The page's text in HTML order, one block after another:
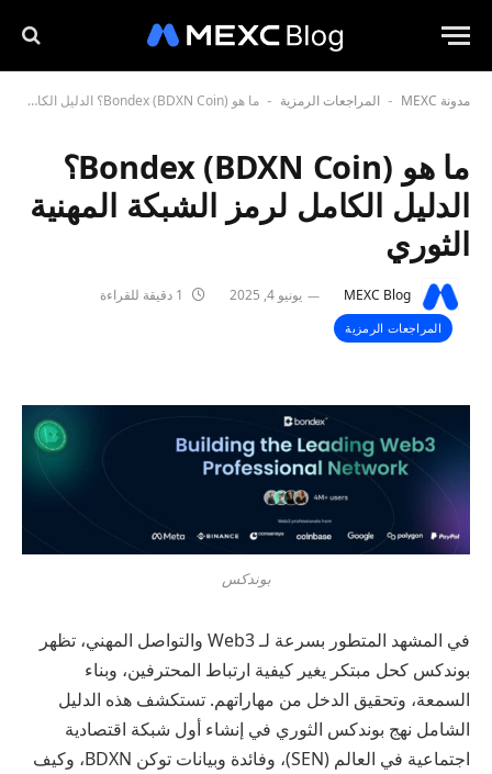
مدونة MEXC - المراجعات الرمزية - ما هو Bondex (BDXN Coin)؟ الدليل الكامل لرمز الشبكة المهنية الثوري
ما هو Bondex (BDXN Coin)؟
الدليل الكامل لرمز الشبكة المهنية
الثوري
MEXC Blog يونيو 4, 2025
المراجعات الرمزية
بوندكس
في المشهد المتطور بسرعة لـ Web3 والتواصل المهني، تظهر
بوندكس كحل مبتكر يغير كيفية ارتباط المحترفين، وبناء
السمعة، وتحقيق الدخل من مهاراتهم. تستكشف هذه الدليل
الشامل نهج بوندكس الثوري في إنشاء أول شبكة اقتصادية
اجتماعية في العالم (SEN)، وفائدة وبيانات توكن BDXN، وكيف